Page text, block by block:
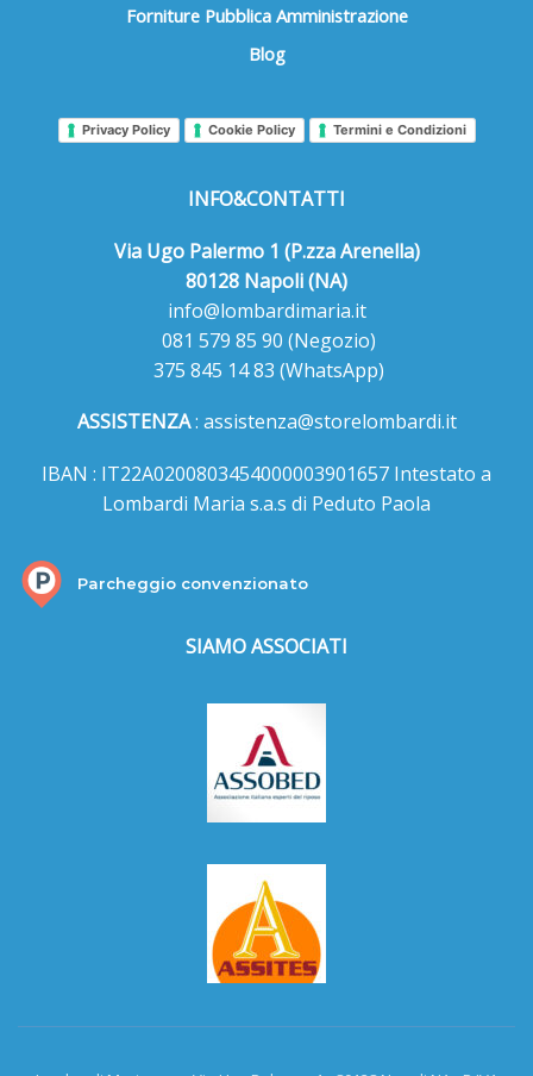
Forniture Pubblica Amministrazione
Blog
Privacy Policy Cookie Policy Termini e Condizioni
INFO&CONTATTI
Via Ugo Palermo 1 (P.zza Arenella)
80128 Napoli (NA)
info@lombardimaria.it
081 579 85 90 (Negozio)
375 845 14 83 (WhatsApp)
ASSISTENZA: assistenza@storelombardi.it
IBAN : IT22A0200803454000003901657 Intestato a
Lombardi Maria s.a.s di Peduto Paola
Parcheggio convenzionato
SIAMO ASSOCIATI